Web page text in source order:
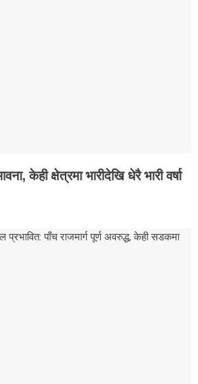
केही क्षेत्रमा भारीदेखि धेरै भारी वर्षा